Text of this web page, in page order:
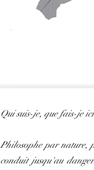
Qui suis-je, que fais-je
Philosophe par nature,
conduit jusqu'au